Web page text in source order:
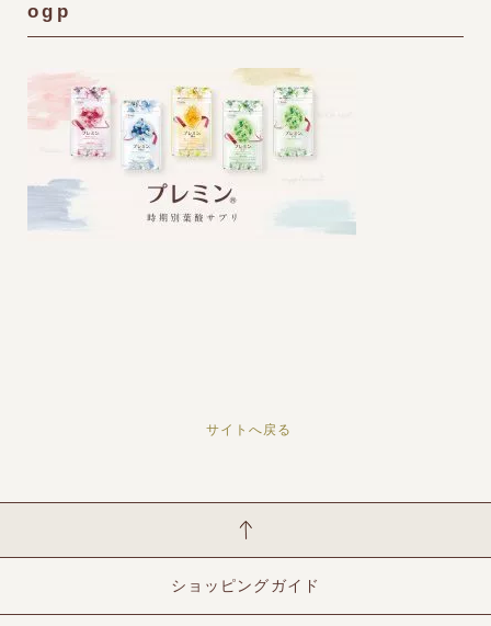
ogp
サイトへ戻る
ショッピングガイド